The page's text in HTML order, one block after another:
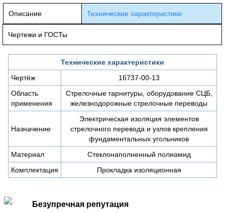
Описание Технические характеристики
Чертежи и ГОСТы
Технические характеристики
Чертёж
16737-00-13
Область
применения
Стрелочные гарнитуры, оборудование СЦБ,
железнодорожные стрелочные переводы
Назначение
Электрическая изоляция элементов
стрелочного перевода и узлов крепления
фундаментальных угольников
Материал
Стеклонаполненный полиамид
Комплектация
Прокладка изоляционная
Безупречная репутация